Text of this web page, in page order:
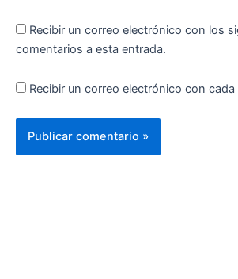
Recibir un correo electrónico con los
comentarios a esta entrada.
Recibir un correo electrónico con